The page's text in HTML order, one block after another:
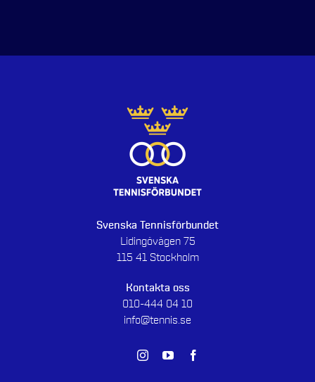
Svenska Tennisförbundet
Lidingövägen 75
115 41 Stockholm
Kontakta oss
010-444 04 10
info@tennis.se